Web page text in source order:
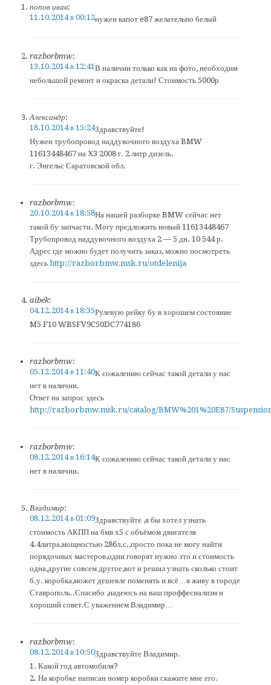
попов иван:
11.10.2014 в 00:12нужен капот e87 желательно белый
razborbmw:
13.10.2014 в 12:41В наличии только как на фото, необходим
небольшой ремонт и окраска детали! Стоимость 5000р
Александр:
18.10.2014 в 15:24Здравствуйте!
Нужен трубопровод наддувочного воздуха BMW
11613448467 на Х3 2008 г. 2 литр дизель.
г. Энгельс Саратовской обл.
razborbmw:
20.10.2014 в 18:58На нашей разборке BMW сейчас нет
такой бу запчасти. Могу предложить новый 11613448467
Трубопровод наддувочного воздуха 2 — 5 дн. 10 544 р.
Адрес где можно будет получить заказ, можно посмотреть
здесь http://razborbmw.msk.ru/otdelenija
aibek:
04.12.2014 в 18:35Рулевую рейку бу в хорошем состояние
M5 F10 WBSFV9C50DC774186
razborbmw:
05.12.2014 в 11:40К сожалению сейчас такой детали у нас
нет в наличии.
Ответ на запрос здесь
http://razborbmw.msk.ru/catalog/BMW%201%20E87/
razborbmw:
08.12.2014 в 16:14К сожалению сейчас такой детали у нас
нет в наличии.
Владимир:
08.12.2014 в 01:09Здравствуйте ,я бы хотел узнать
стоимость АКПП на бмв х5 с объёмом двигателя
4.4литра,мощностью 286л.с.,просто пока не могу найти
порядочных мастеров,одни говорят нужно это и стоимость
одна,другие совсем другое,вот и решил узнать сколько стоит
б.у. коробка,может дешевле поменять и всё…я живу в городе
Ставрополь..Спасибо ,надеюсь на ваш проффесиализм и
хороший совет.С уважением Владимир…
razborbmw:
08.12.2014 в 10:50Здравствуйте Владимир.
1. Какой год автомобиля?
2. На коробке написан номер коробки скажите мне его.